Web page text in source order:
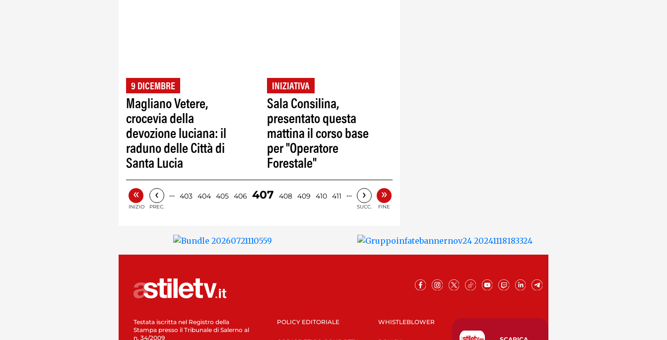
9 DICEMBRE
Magliano Vetere,
crocevia della
devozione luciana: il
raduno delle Città di
Santa Lucia
INIZIATIVA
Sala Consilina,
presentato questa
mattina il corso base
per "Operatore
Forestale"
«
INIZIO
‹
PREC.
… 403 404 405 406 407 408 409 410 411 … ›
SUCC.
»
FINE
Testata iscritta nel Registro della
Stampa presso il Tribunale di Salerno al
n. 34/2009
POLICY EDITORIALE WHISTLEBLOWER